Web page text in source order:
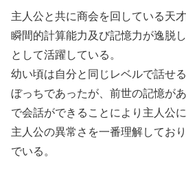
主人公と共に商会を回している天
瞬間的計算能力及び記憶力が逸脱
として活躍している。
幼い頃は自分と同じレベルで話せ
ぼっちであったが、前世の記憶が
で会話ができることにより主人公に
主人公の異常さを一番理解してお
でいる。